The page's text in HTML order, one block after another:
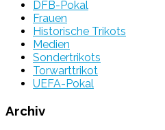
DFB-Pokal
Frauen
Historische Trikots
Medien
Sondertrikots
Torwarttrikot
UEFA-Pokal
Archiv